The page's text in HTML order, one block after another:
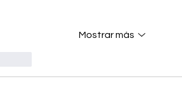
Mostrar más